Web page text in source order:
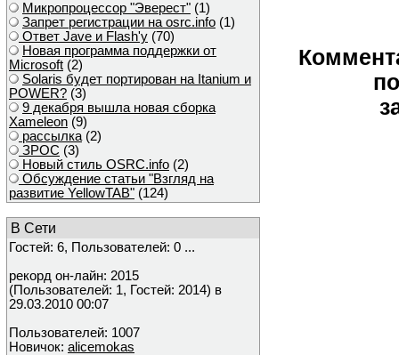
Микропроцессор "Эверест" (1)
Запрет регистрации на osrc.info (1)
Ответ Javе и Flash'у (70)
Новая программа поддержки от
Microsoft (2)
Solaris будет портирован на Itanium и
POWER? (3)
9 декабря вышла новая сборка
Xameleon (9)
рассылка (2)
ЗРОС (3)
Новый стиль OSRC.info (2)
Обсуждение статьи "Взгляд на
развитие YellowTAB" (124)
В Сети
Гостей: 6, Пользователей: 0 ...
рекорд он-лайн: 2015
(Пользователей: 1, Гостей: 2014) в
29.03.2010 00:07
Пользователей: 1007
Новичок: alicemokas